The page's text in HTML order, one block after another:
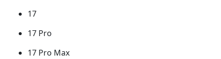
17
17 Pro
17 Pro Max